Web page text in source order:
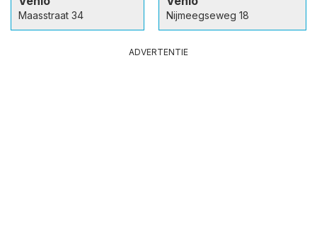
Maasstraat 34 Nijmeegseweg 18
ADVERTENTIE